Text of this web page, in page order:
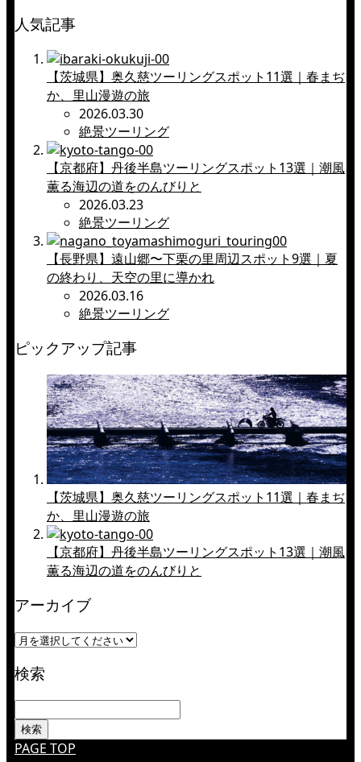
人気記事
【茨城県】奥久慈ツーリングスポット11選｜春まぢ
か、里山漫遊の旅
2026.03.30
絶景ツーリング
【京都府】丹後半島ツーリングスポット13選｜潮風
薫る海辺の道をのんびりと
2026.03.23
絶景ツーリング
【長野県】遠山郷〜下栗の里周辺スポット9選｜夏
の終わり、天空の里に導かれ
2026.03.16
絶景ツーリング
ピックアップ記事
【茨城県】奥久慈ツーリングスポット11選｜春まぢ
か、里山漫遊の旅
【京都府】丹後半島ツーリングスポット13選｜潮風
薫る海辺の道をのんびりと
アーカイブ
検索
PAGE TOP